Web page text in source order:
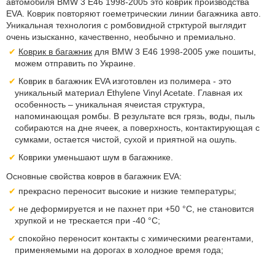
EVA. Коврик повторяют гоеметрическии линии багажника авто.
Уникальная технология с ромбовидной стрктурой выглядит
очень изысканно, качественно, необычно и премиально.
Коврик в багажник для BMW 3 E46 1998-2005 уже пошиты,
можем отправить по Украине.
Коврик в багажник EVA изготовлен из полимера - это
уникальный материал Ethylene Vinyl Acetate. Главная их
особенность – уникальная ячеистая структура,
напоминающая ромбы. В результате вся грязь, воды, пыль
собираются на дне ячеек, а поверхность, контактирующая с
сумками, остается чистой, сухой и приятной на ошупь.
Коврики уменьшают шум в багажнике.
Основные свойства ковров в багажник EVA:
прекрасно переносит высокие и низкие температуры;
не деформируется и не пахнет при +50 °С, не становится
хрупкой и не трескается при -40 °С;
спокойно переносит контакты с химическими реагентами,
применяемыми на дорогах в холодное время года;